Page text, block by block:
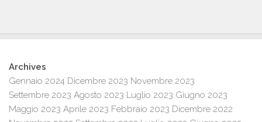
Archives
Gennaio 2024 Dicembre 2023 Novembre 2023
Settembre 2023 Agosto 2023 Luglio 2023 Giugno 2023
Maggio 2023 Aprile 2023 Febbraio 2023 Dicembre 2022